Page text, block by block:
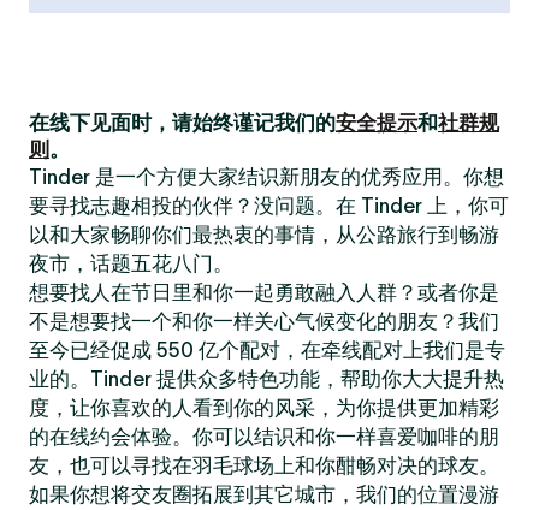
在线下见面时，请始终谨记我们的安全提示和社群规
则 。
Tinder 是一个方便大家结识新朋友的优秀应用。你想
要寻找志趣相投的伙伴？没问题。在 Tinder 上，你可
以和大家畅聊你们最热衷的事情，从公路旅行到畅游
夜市，话题五花八门。
想要找人在节日里和你一起勇敢融入人群？或者你是
不是想要找一个和你一样关心气候变化的朋友？我们
至今已经促成 550 亿个配对，在牵线配对上我们是专
业的。Tinder 提供众多特色功能，帮助你大大提升热
度，让你喜欢的人看到你的风采，为你提供更加精彩
的在线约会体验。你可以结识和你一样喜爱咖啡的朋
友，也可以寻找在羽毛球场上和你酣畅对决的球友。
如果你想将交友圈拓展到其它城市，我们的位置漫游